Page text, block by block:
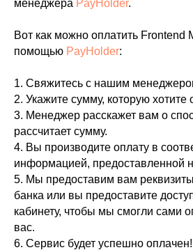
менеджера PayHolder.
Вот как можно оплатить Frontend
помощью PayHolder:
1. Свяжитесь с нашим
2. Укажите сумму, которую хотите
3. Менеджер расскажет вам о
рассчитает сумму.
4. Вы производите оплату в
информацией, предоставленной
5. Мы предоставим вам
банка или вы предоставите
кабинету, чтобы мы смогли сами
вас.
6. Сервис будет успешно оплачен!